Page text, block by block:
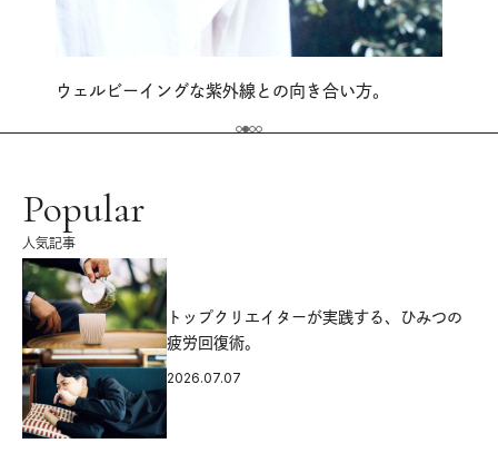
ウェルビーイングな紫外線との向き合い方。
Popular
人気記事
トップクリエイターが実践する、ひみつの
疲労回復術。
2026.07.07